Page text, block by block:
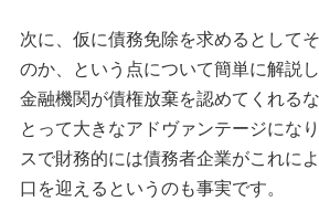
次に、仮に債務免除を求めるとして
のか、という点について簡単に解説
金融機関が債権放棄を認めてくれる
とって大きなアドヴァンテージにな
スで財務的には債務者企業がこれに
口を迎えるというのも事実です。